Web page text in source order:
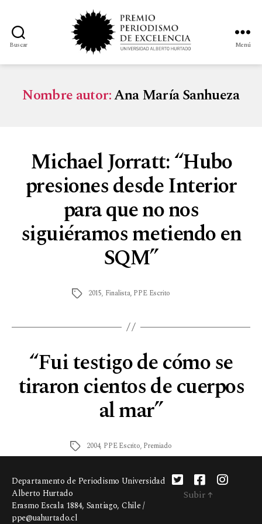
Buscar Menú
Nombre autor:Ana María Sanhueza
Michael Jorratt: “Hubo
presiones desde Interior
para que no nos
siguiéramos metiendo en
SQM”
2015, Finalista, PPE Escrito
“Fui testigo de cómo se
tiraron cientos de cuerpos
al mar”
2004, PPE Escrito, Premiado
Departamento de Periodismo Universidad
Alberto Hurtado
Erasmo Escala 1884, Santiago, Chile /
ppe@uahurtado.cl
Subir ↑